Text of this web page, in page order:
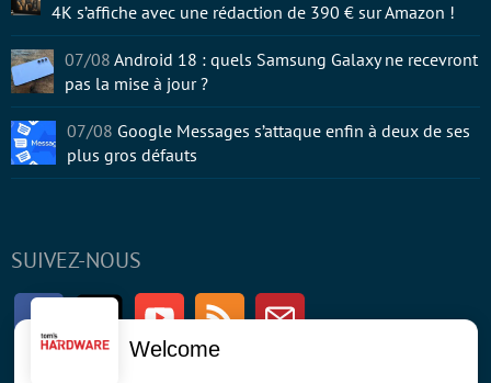
SUIVEZ-NOUS
FacebookTwitter Youtube RSS Newsletter
4K s’affiche avec une rédaction de 390 € sur Amazon !
07/08 Android 18 : quels Samsung Galaxy ne recevront
pas la mise à jour ?
07/08 Google Messages s’attaque enfin à deux de ses
plus gros défauts
Welcome